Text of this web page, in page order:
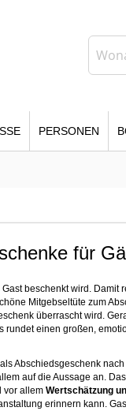
PERSONEN
für
beschenkt wird. Damit
Mitgebseltüte zum
überrascht wird.
einen großen,
Abschiedsgeschenk
auf die Aussage an.
vor allem Wertschätzung
erinnern kann.